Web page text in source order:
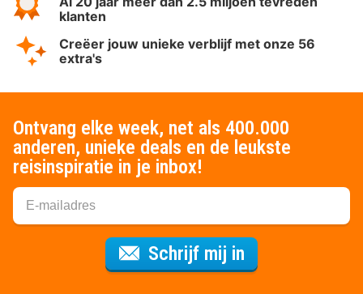
klanten
Creëer jouw unieke verblijf met onze 56
extra's
Ontvang elke week, net als 400.000
anderen, unieke deals en de leukste
reisinspiratie in je inbox!
Schrijf mij in